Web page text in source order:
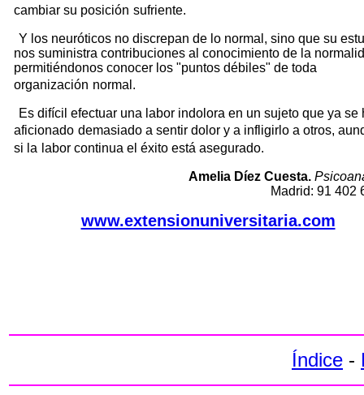
cambiar su posición sufriente.
Y los neuróticos no discrepan de lo normal, sino que su
nos suministra contribuciones al conocimiento de la
permitiéndonos conocer los "puntos débiles" de toda
organización normal.
Es difícil efectuar una labor indolora en un sujeto que ya se
aficionado demasiado a sentir dolor y a infligirlo a otros,
si la labor continua el éxito está asegurado.
Amelia Díez Cuesta.
Madrid: 91 402
www.extensionuniversitaria.com
Índice -